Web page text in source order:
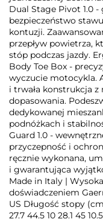
Dual Stage Pivot 1.0
bezpieczeństwo
kontuzji.
przepływ powietrza,
stóp podczas jazdy.
Body Toe Box -
wyczucie motocykla.
i trwała konstrukcja
dopasowania.
dedykowanej
podnóżkach i
Guard 1.0 -
przyczepność i
ręcznie wykonana,
i gwarantująca
Made in Italy |
doświadczeniem
US Długość stopy
27.7 44.5 10 28.1 45